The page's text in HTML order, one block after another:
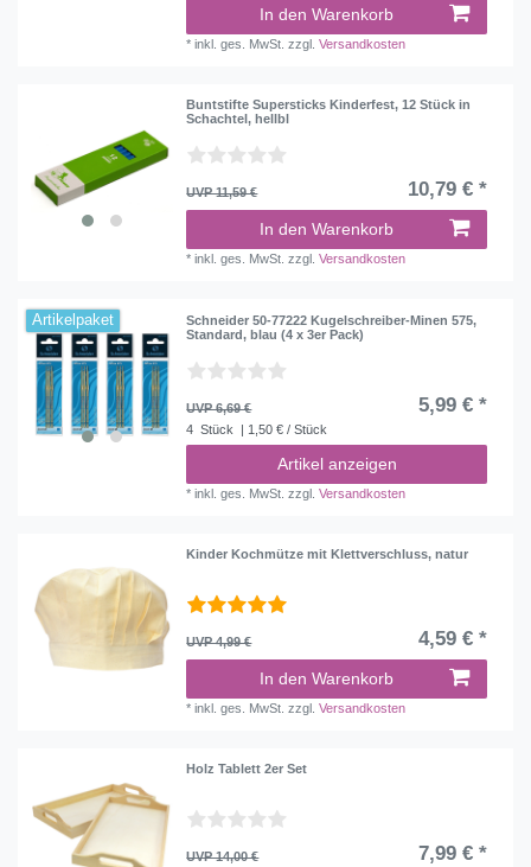
In den Warenkorb
*inkl. ges. MwSt. zzgl.Versandkosten
Buntstifte Supersticks Kinderfest, 12 Stück in
Schachtel, hellbl
UVP 11,59 € 10,79 € *
In den Warenkorb
*inkl. ges. MwSt. zzgl.Versandkosten
Artikelpaket
Schneider 50-77222 Kugelschreiber-Minen 575,
Standard, blau (4 x 3er Pack)
UVP 6,69 € 5,99 € *
4 Stück | 1,50 € / Stück
Artikel anzeigen
*inkl. ges. MwSt. zzgl.Versandkosten
Kinder Kochmütze mit Klettverschluss, natur
UVP 4,99 € 4,59 € *
In den Warenkorb
*inkl. ges. MwSt. zzgl.Versandkosten
Holz Tablett 2er Set
UVP 14,00 € 7,99 € *